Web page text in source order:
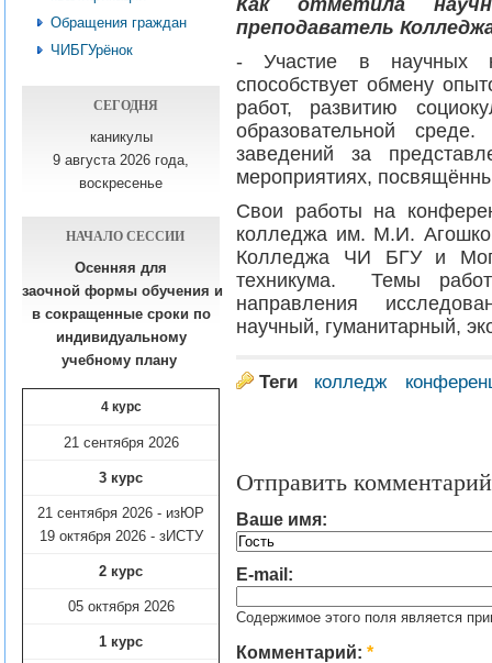
Обращения граждан
ЧИБГУрёнок
СЕГОДНЯ
каникулы
9 августа 2026 года,
воскресенье
НАЧАЛО СЕССИИ
Осенняя для
заочной формы обучения и
в сокращенные сроки по
индивидуальному
учебному плану​
4 курс
21 сентября 2026
3 курс
21 сентября 2026 - изЮР
19 октября 2026 - зИСТУ
2 курс
05 октября 2026
1 курс
Как отметила
преподаватель
- Участие в научных
способствует обмену
работ, развитию
образовательной
заведений за
мероприятиях,
Свои работы на
колледжа им. М.И.
Колледжа ЧИ БГУ и
техникума. Темы работ
направления
научный, гуманитарный,
Теги колледж
Отправить комментарий
Ваше имя:
E-mail:
Содержимое этого поля является
Комментарий: *